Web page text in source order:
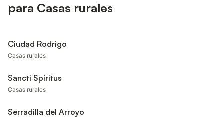
para Casas rurales
Ciudad Rodrigo
Casas rurales
Sancti Spíritus
Casas rurales
Serradilla del Arroyo